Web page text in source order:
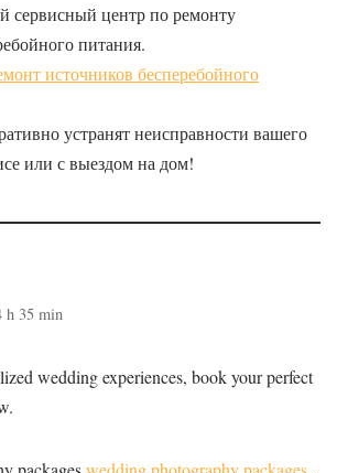
сервисный центр по ремонту
питания.
источников бесперебойного
устранят неисправности вашего
или с выездом на дом!
h 35 min
wedding experiences, book your perfect